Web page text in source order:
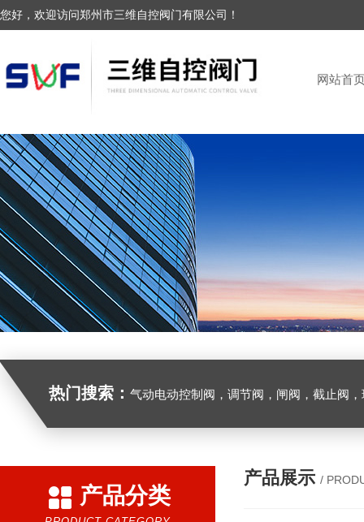
您好，欢迎访问郑州市三维自控阀门有限公司！
网站首
热门搜索： 气动电动控制阀，调节阀，闸阀，截止阀，球阀，蝶阀，止回阀，高温高压
产品分类
产品展示 /